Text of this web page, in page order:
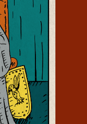
3 en
van het